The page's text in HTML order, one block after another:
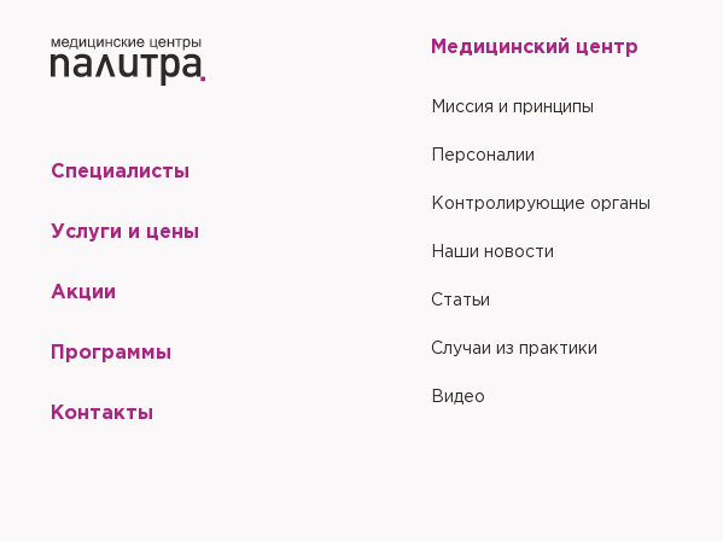
Специалисты
Услуги и цены
Акции
Программы
Контакты
Медицинский центр
Миссия и принципы
Персоналии
Контролирующие органы
Наши новости
Статьи
Случаи из практики
Видео